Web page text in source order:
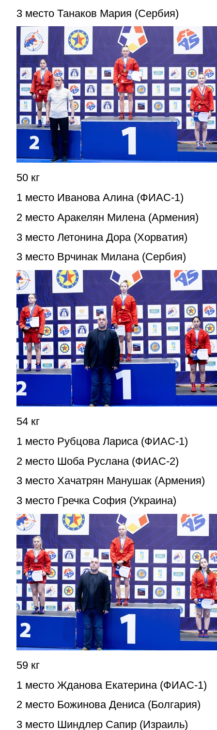
3 место Танаков Мария (Сербия)
50 кг
1 место Иванова Алина (ФИАС-1)
2 место Аракелян Милена (Армения)
3 место Летонина Дора (Хорватия)
3 место Врчинак Милана (Сербия)
54 кг
1 место Рубцова Лариса (ФИАС-1)
2 место Шоба Руслана (ФИАС-2)
3 место Хачатрян Манушак (Армения)
3 место Гречка София (Украина)
59 кг
1 место Жданова Екатерина (ФИАС-1)
2 место Божинова Дениса (Болгария)
3 место Шиндлер Сапир (Израиль)